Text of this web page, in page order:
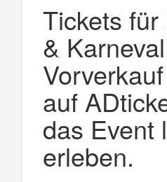
Tickets für
&
auf
das Event
erleben.